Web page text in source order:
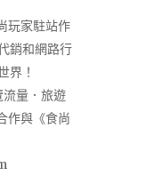
玩家駐站作
銷和網路行
界！
流量．旅遊
作與《食尚